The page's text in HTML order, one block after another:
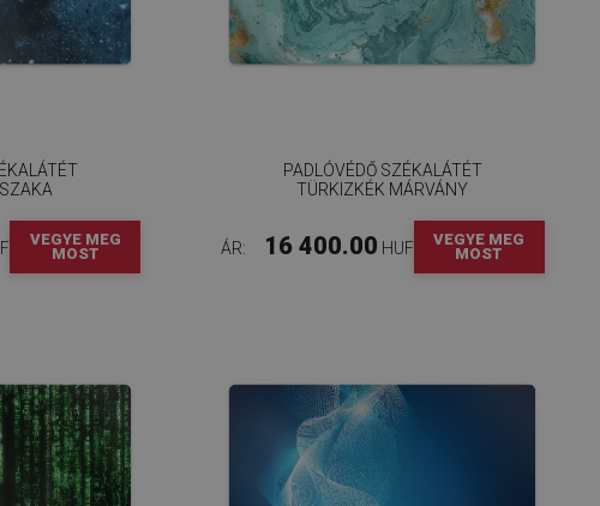
VEGYE MEG
MOST
PADLÓVÉDŐ SZÉKALÁTÉT
TÜRKIZKÉK MÁRVÁNY
ÁR: 16 400.00 HUF
VEGYE MEG
MOST